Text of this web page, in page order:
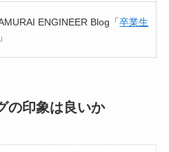
ENGINEER Blog「卒業生
」
の印象は良いか